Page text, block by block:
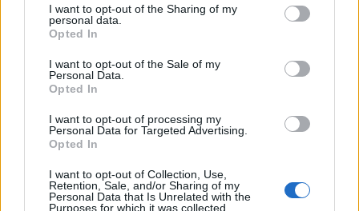
not limited to your visit or usage behaviour. You may click to
grant or deny consent to Google and its third-party tags to
use your data for below specified purposes in below Google
consent section.
I want to opt-out of the Sharing of my
personal data.
Opted In
I want to opt-out of the Sale of my
Personal Data.
Opted In
I want to opt-out of processing my
Personal Data for Targeted Advertising.
Opted In
I want to opt-out of Collection, Use,
Retention, Sale, and/or Sharing of my
Personal Data that Is Unrelated with the
Purposes for which it was collected.
345 356 7512